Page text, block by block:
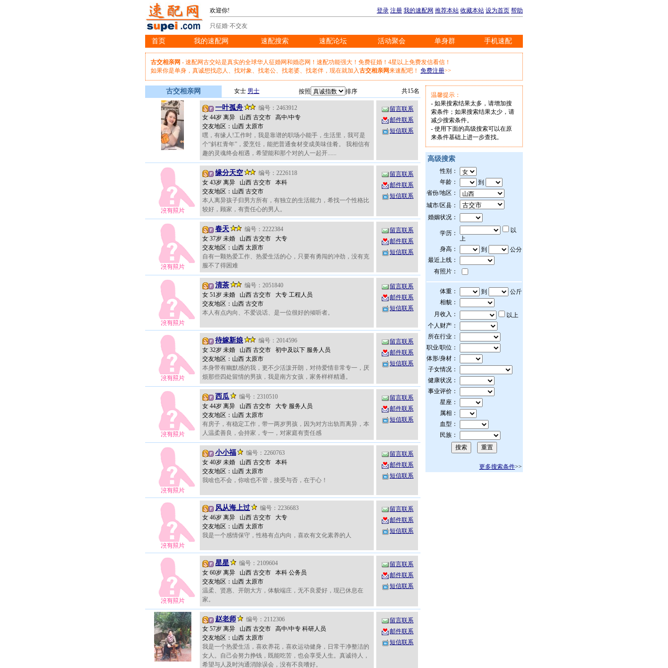
欢迎你! 登录 注册 我的速配网 推荐本站 收藏本站 设为首页 帮助
只征婚·不交友
首页 我的速配网 速配搜索 速配论坛 活动聚会 单身群 手机速配
古交相亲网 - 速配网古交站是真实的全球华人征婚网和婚恋网！速配功能强大！免费征婚！4星以上免费发信看信！
如果你是单身，真诚想找恋人、找对象、找老公、找老婆、找老伴，现在就加入古交相亲网来速配吧！ 免费注册>>
古交相亲网 女士 男士 按照 排序 共15名
一叶孤舟
编号：2463912
女 44岁 离异 山西 古交市 高中/中专
交友地区：山西 太原市
嘿，有缘人!工作时，我是靠谱的职场小能手，生活里，我可是
个“斜杠青年”，爱烹饪，能把普通食材变成美味佳肴。 我相信有
趣的灵魂终会相遇，希望能和那个对的人一起开......
留言联系
邮件联系
短信联系
缘分天空
编号：2226118
女 43岁 离异 山西 古交市 本科
交友地区：山西 古交市
本人离异孩子归男方所有，有独立的生活能力，希找一个性格比
较好，顾家，有责任心的男人。
留言联系
邮件联系
短信联系
春天
编号：2222384
女 37岁 未婚 山西 古交市 大专
交友地区：山西 太原市
自有一颗热爱工作、热爱生活的心，只要有勇闯的冲劲，没有克
服不了得困难
留言联系
邮件联系
短信联系
清茶
编号：2051840
女 51岁 未婚 山西 古交市 大专 工程人员
交友地区：山西 古交市
本人有点内向、不爱说话、是一位很好的倾听者。
留言联系
邮件联系
短信联系
待嫁新娘
编号：2014596
女 32岁 未婚 山西 古交市 初中及以下 服务人员
交友地区：山西 太原市
本身带有幽默感的我，更不少活泼开朗，对待爱情非常专一，厌
烦那些四处留情的男孩，我是南方女孩，家务样样精通。
留言联系
邮件联系
短信联系
西瓜
编号：2310510
女 44岁 离异 山西 古交市 大专 服务人员
交友地区：山西 太原市
有房子，有稳定工作，带一两岁男孩，因为对方出轨而离异，本
人温柔善良，会持家，专一，对家庭有责任感
留言联系
邮件联系
短信联系
小小福
编号：2260763
女 40岁 未婚 山西 古交市 本科
交友地区：山西 太原市
我啥也不会，你啥也不管，接受与否，在于心！
留言联系
邮件联系
短信联系
风从海上过
编号：2236683
女 46岁 离异 山西 古交市 大专
交友地区：山西 太原市
我是一个感情保守，性格有点内向，喜欢有文化素养的人
留言联系
邮件联系
短信联系
星星
编号：2109604
女 60岁 离异 山西 古交市 本科 公务员
交友地区：山西 太原市
温柔、贤惠、开朗大方，体貌端庄，无不良爱好，现已休息在
家。
留言联系
邮件联系
短信联系
赵老师
编号：2112306
女 57岁 离异 山西 古交市 高中/中专 科研人员
交友地区：山西 太原市
我是一个热爱生活，喜欢养花，喜欢运动健身，日常干净整洁的
女人。自己会努力挣钱，既能吃苦，也会享受人生。真诚待人，
希望与人及时沟通消除误会，没有不良嗜好。
留言联系
邮件联系
短信联系
温馨提示：
- 如果搜索结果太多，请增加搜
索条件；如果搜索结果太少，请
减少搜索条件。
- 使用下面的高级搜索可以在原
来条件基础上进一步查找。
高级搜索
性别：
年龄：
到
省份/地区：
城市/区县：
婚姻状况：
学历：
以
上
身高：
到
公分
最近上线：
有照片：
体重： 到
公斤
相貌：
月收入：
以上
个人财产：
所在行业：
职业/职位：
体形/身材：
子女情况：
健康状况：
事业评价：
星座：
属相：
血型：
民族：
更多搜索条件>>